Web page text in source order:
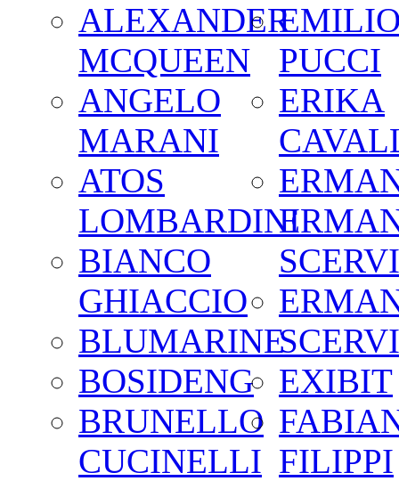
ALEXANDER
MCQUEEN
ANGELO
MARANI
ATOS
LOMBARDINI
BIANCO
GHIACCIO
BLUMARINE
BOSIDENG
BRUNELLO
CUCINELLI
PUCCI
ERIKA
EXIBIT
FILIPPI